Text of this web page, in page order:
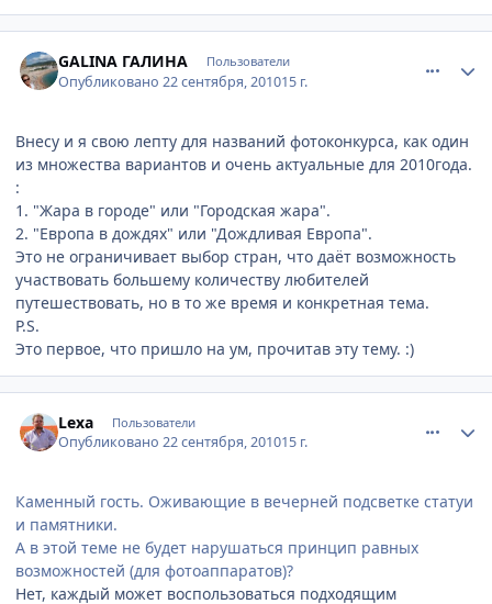
GALINA ГАЛИНА Пользователи
Опубликовано22 сентября, 201015 г.
Внесу и я свою лепту для названий фотоконкурса, как один
из множества вариантов и очень актуальные для 2010года.
:
1. "Жара в городе" или "Городская жара".
2. "Европа в дождях" или "Дождливая Европа".
Это не ограничивает выбор стран, что даёт возможность
участвовать большему количеству любителей
путешествовать, но в то же время и конкретная тема.
P.S.
Это первое, что пришло на ум, прочитав эту тему. :)
Lexa Пользователи
Опубликовано22 сентября, 201015 г.
Каменный гость. Оживающие в вечерней подсветке статуи
и памятники.
А в этой теме не будет нарушаться принцип равных
возможностей (для фотоаппаратов)?
Нет, каждый может воспользоваться подходящим